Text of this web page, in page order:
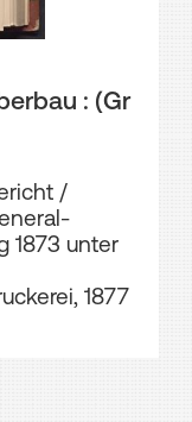
: (Gr
/
1873 unter
1877